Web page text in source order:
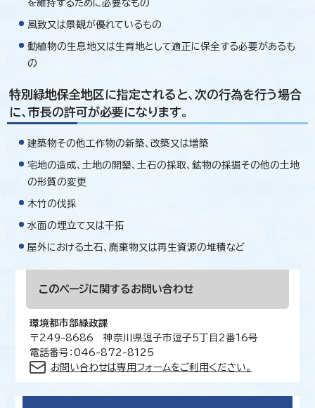
を維持するために必要なもの
風致又は景観が優れているもの
動植物の生息地又は生育地として適正に保全する必要があるも
の
特別緑地保全地区に指定されると、次の行為を行う場合
に、市長の許可が必要になります。
建築物その他工作物の新築、改築又は増築
宅地の造成、土地の開墾、土石の採取、鉱物の採掘その他の土地
の形質の変更
木竹の伐採
水面の埋立て又は干拓
屋外における土石、廃棄物又は再生資源の堆積など
このページに関する お問い合わせ
環境都市部緑政課
〒249-8686 神奈川県逗子市逗子5丁目2番16号
電話番号：046-872-8125
お問い合わせは専用フォームをご利用ください。